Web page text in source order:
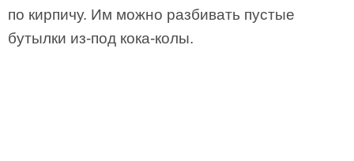
по кирпичу. Им можно разбивать пустые
бутылки из-под кока-колы.